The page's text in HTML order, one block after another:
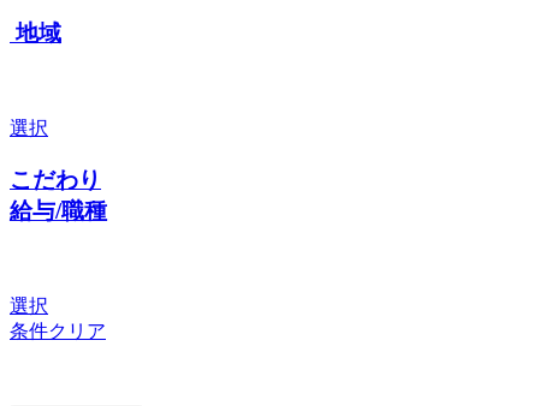
地域
選択
こだわり
給与/職種
選択
条件クリア